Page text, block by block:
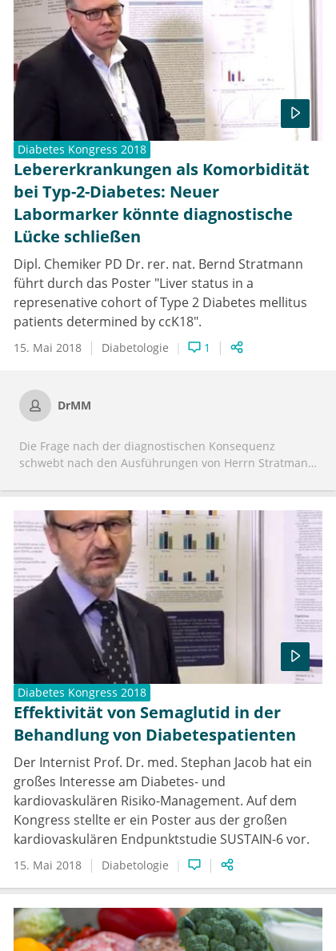
Diabetes Kongress 2018
Lebererkrankungen als Komorbidität
bei Typ-2-Diabetes: Neuer
Labormarker könnte diagnostische
Lücke schließen
Dipl. Chemiker PD Dr. rer. nat. Bernd Stratmann
führt durch das Poster "Liver status in a
represenative cohort of Type 2 Diabetes mellitus
patients determined by ccK18".
15. Mai 2018 Diabetologie 1
DrMM
Die Frage nach der diagnostischen Konsequenz
schwebt nach den Ausführungen von Herrn Stratmann
Leber durchführen. Die hat keine Risiken. Der nächste
Schritt wäre tatsächlich eine Punktion. Die hat sehr
wohl Risiken. Es kann zu Blutungen kommen und zu
Infektionen. Und hier sind wir bei der Risiko-Nutzen-
Abwägung. Bei einem klinisch unauffälligen Patienten
eine Leberbiopsie durchzuführen werden viele
Kollegen schwierig finden. Aber eine engmaschigere
laborchemische und sonografische Überwachung wäre
Diabetes Kongress 2018
Effektivität von Semaglutid in der
Behandlung von Diabetespatienten
Der Internist Prof. Dr. med. Stephan Jacob hat ein
großes Interesse am Diabetes- und
kardiovaskulären Risiko-Management. Auf dem
Kongress stellte er ein Poster aus der großen
kardiovaskulären Endpunktstudie SUSTAIN-6 vor.
15. Mai 2018 Diabetologie